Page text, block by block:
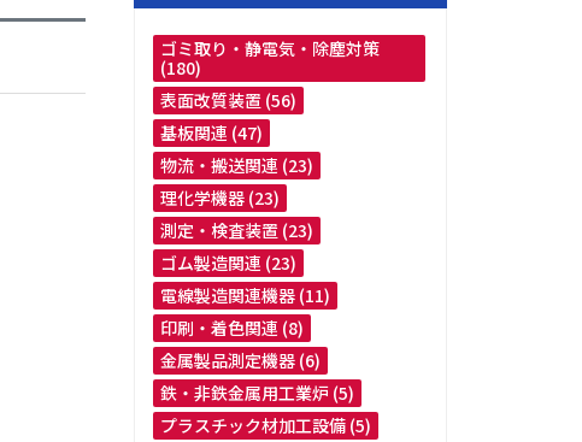
ゴミ取り・静電気・除塵対策
(180)
表面改質装置 (56)
基板関連 (47)
物流・搬送関連 (23)
理化学機器 (23)
測定・検査装置 (23)
ゴム製造関連 (23)
電線製造関連機器 (11)
印刷・着色関連 (8)
金属製品測定機器 (6)
鉄・非鉄金属用工業炉 (5)
プラスチック材加工設備 (5)